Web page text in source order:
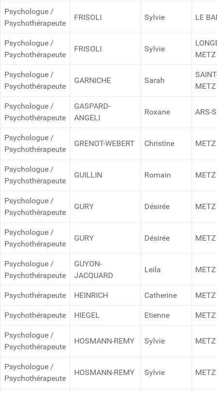
Psychologue /
Psychothérapeute
FRISOLI Sylvie LE
Psychologue /
Psychothérapeute
FRISOLI Sylvie
METZ
Psychologue /
Psychothérapeute
GARNICHE Sarah
METZ
Psychologue /
Psychothérapeute
GASPARD-
ANGELI
Roxane ARS-
Psychologue /
Psychothérapeute
GRENOT-WEBERT Christine METZ
Psychologue /
Psychothérapeute
GUILLIN Romain METZ
Psychologue /
Psychothérapeute
GURY Désirée METZ
Psychologue /
Psychothérapeute
GURY Désirée METZ
Psychologue /
Psychothérapeute
GUYON-
JACQUARD
Leila METZ
Psychothérapeute HEINRICH Catherine METZ
Psychothérapeute HIEGEL Etienne METZ
Psychologue /
Psychothérapeute
HOSMANN-REMY Sylvie METZ
Psychologue /
Psychothérapeute
HOSMANN-REMY Sylvie METZ